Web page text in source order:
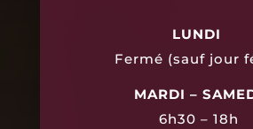
LUNDI
Fermé (sauf jour
MARDI –
6h30 – 18h